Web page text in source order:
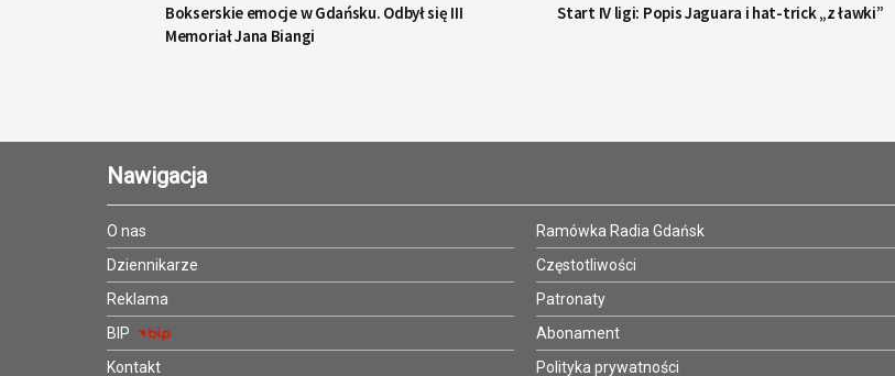
Bokserskie emocje w Gdańsku. Odbył się III
Memoriał Jana Biangi
Start IV ligi: Popis Jaguara i hat-trick „z ławki”
Nawigacja
O nas
Dziennikarze
Reklama
BIP
Kontakt
Ramówka Radia Gdańsk
Częstotliwości
Patronaty
Abonament
Polityka prywatności